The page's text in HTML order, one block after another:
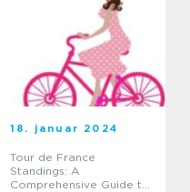
18. januar 2024
Tour de France
Standings: A
Comprehensive Guide to